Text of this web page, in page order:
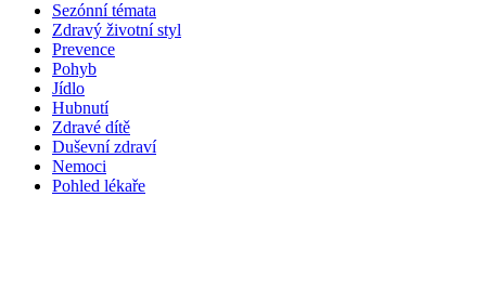
Sezónní témata
Zdravý životní styl
Prevence
Pohyb
Jídlo
Hubnutí
Zdravé dítě
Duševní zdraví
Nemoci
Pohled lékaře